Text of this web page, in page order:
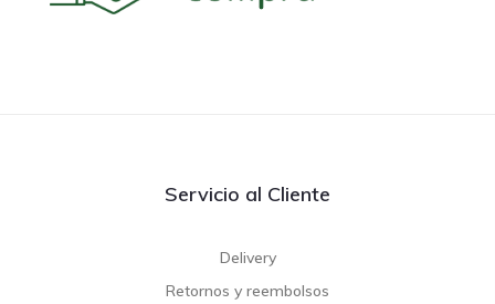
Servicio al Cliente
Delivery
Retornos y reembolsos